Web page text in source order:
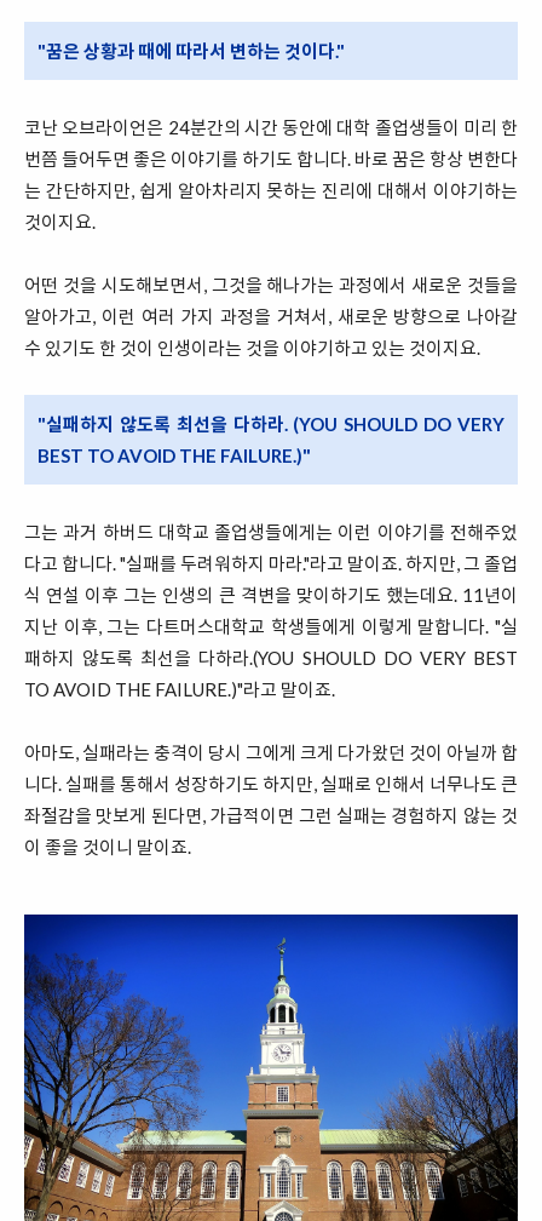
"꿈은 상황과 때에 따라서 변하는 것이다."
코난 오브라이언은 24분간의 시간 동안에 대학 졸업생들이 미리 한
번쯤 들어두면 좋은 이야기를 하기도 합니다. 바로 꿈은 항상 변한다
는 간단하지만, 쉽게 알아차리지 못하는 진리에 대해서 이야기하는
것이지요.
어떤 것을 시도해보면서, 그것을 해나가는 과정에서 새로운 것들을
알아가고, 이런 여러 가지 과정을 거쳐서, 새로운 방향으로 나아갈
수 있기도 한 것이 인생이라는 것을 이야기하고 있는 것이지요.
"실패하지 않도록 최선을 다하라. (YOU SHOULD DO VERY
BEST TO AVOID THE FAILURE.)"
그는 과거 하버드 대학교 졸업생들에게는 이런 이야기를 전해주었
다고 합니다. "실패를 두려워하지 마라."라고 말이죠. 하지만, 그 졸업
식 연설 이후 그는 인생의 큰 격변을 맞이하기도 했는데요. 11년이
지난 이후, 그는 다트머스대학교 학생들에게 이렇게 말합니다. "실
패하지 않도록 최선을 다하라.(YOU SHOULD DO VERY BEST
TO AVOID THE FAILURE.)"라고 말이죠.
아마도, 실패라는 충격이 당시 그에게 크게 다가왔던 것이 아닐까 합
니다. 실패를 통해서 성장하기도 하지만, 실패로 인해서 너무나도 큰
좌절감을 맛보게 된다면, 가급적이면 그런 실패는 경험하지 않는 것
이 좋을 것이니 말이죠.